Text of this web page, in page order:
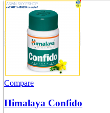
Compare
Himalaya Confido